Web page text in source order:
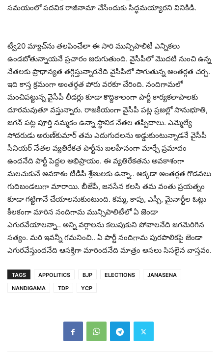
స‌మ‌యంలో ప‌ద‌విక రాజీనామా చేసేందుకు సిద్ధ‌మ‌య్యార‌ని వినికిడి.
ట్వీ20 మ్యాచ్‌ను త‌ల‌పించేలా ఈ సారి మున్సిపాలిటీ ఎన్నిక‌లు
ఉండ‌బోతున్నాయ‌నే ప్ర‌చారం జ‌రుగుతుంది. వైసీపీలో మొద‌టి నుంచి ఉన్న
నేత‌ల‌కు ప్రాధాన్య‌త త‌గ్గిస్తున్నార‌నేది వైసీపీలో సాగుతున్న అంత‌ర్గ‌త చ‌ర్చ‌.
ఇది కాస్త క్ర‌మంగా అంత‌ర్గ‌త పోరు వ‌ర‌కూ చేరింది. నందిగామ‌లో
మంచిప‌ట్టున్న వైసీపీ లీడ‌ర్లు కూడా కొద్దికాలంగా పార్టీ కార్య‌క‌లాపాల‌కు
దూర‌మ‌వుతూ వ‌స్తున్నారు. రాజ‌కీయంగా వైసీపీ ప‌ట్ల ప్ర‌జ‌ల్లో సానుభూతి,
జ‌గ‌న్ ప‌ట్ల పూర్తి న‌మ్మ‌కం ఉన్నా స్థానిక నేత‌ల త‌ప్పిదాలు. ఎమ్మెల్యే
సోద‌రుడు అరుణ్‌కుమార్ త‌మ ఎదుగుద‌ల‌ను అడ్డుకుంటున్నాడ‌నే వైసీపీ
సీనియ‌ర్ నేత‌ల వ్య‌తిరేక‌త పార్టీను బ‌ల‌హీనంగా మార్చే ప్ర‌మాదం
ఉంద‌నేది పార్టీ పెద్ద‌ల అభిప్రాయం. ఈ వ్య‌తిరేక‌త‌ను అవ‌కాశంగా
మ‌ల‌చుకునే అవ‌కాశం టీడీపీ శ్రేణుల‌కు ఉన్నా.. అక్క‌డా అంత‌ర్గ‌త గొడ‌వ‌లు
గుదిబండ‌లుగా మారాయి. బీజేపీ, జ‌న‌సేన క‌ల‌సి త‌మ వంతు ప్ర‌య‌త్నం
కూడా గ‌ట్టిగానే చేయాల‌నుకుంటుంది. క‌మ్మ‌, కాపు, ఎస్సీ, మైనార్టీల ఓట్లు
కీల‌కంగా మారిన నందిగామ మున్సిపాలిటీలో ఏ జెండా
ఎగుర‌వేయాల‌న్నా.. అన్ని వ‌ర్గాల‌ను క‌లుపుకుని పోవాల‌నేది జ‌గ‌మెరిగిన
స‌త్యం. మ‌రి ఇవ‌న్నీ గ‌మ‌నించి.. ఏ పార్టీ నందిగామ పుర‌పాలిక‌పై జెండా
ఎగుర‌వేస్తుంద‌నేది ఆస‌క్తిగా మారింద‌నేది మాత్రం అస‌లు సిస‌లైన వాస్త‌వం.
TAGS APPOLITICS BJP ELECTIONS
JANASENA
NANDIGAMA
TDP YCP